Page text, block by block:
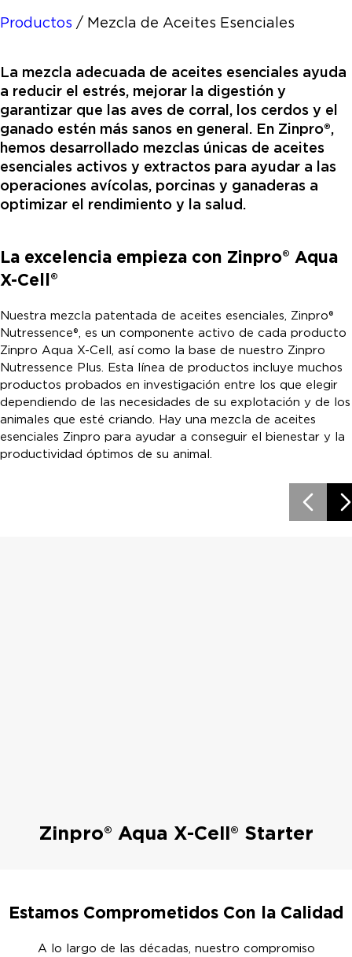
Productos / Mezcla de Aceites Esenciales
La mezcla adecuada de aceites esenciales ayuda
a reducir el estrés, mejorar la digestión y
garantizar que las aves de corral, los cerdos y el
ganado estén más sanos en general. En Zinpro®,
hemos desarrollado mezclas únicas de aceites
esenciales activos y extractos para ayudar a las
operaciones avícolas, porcinas y ganaderas a
optimizar el rendimiento y la salud.
La excelencia empieza con Zinpro® Aqua
X-Cell®
Nuestra mezcla patentada de aceites esenciales, Zinpro®
Nutressence®, es un componente activo de cada producto
Zinpro Aqua X-Cell, así como la base de nuestro Zinpro
Nutressence Plus. Esta línea de productos incluye muchos
productos probados en investigación entre los que elegir
dependiendo de las necesidades de su explotación y de los
animales que esté criando. Hay una mezcla de aceites
esenciales Zinpro para ayudar a conseguir el bienestar y la
productividad óptimos de su animal.
Zinpro® Aqua X-Cell® Starter
Estamos Comprometidos Con la Calidad
A lo largo de las décadas, nuestro compromiso